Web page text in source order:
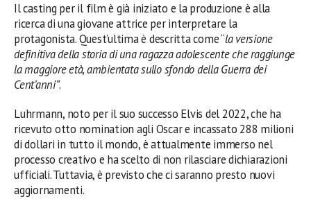
Il casting per il film è già iniziato e la produzione è alla
ricerca di una giovane attrice per interpretare la
protagonista. Quest’ultima è descritta come “la versione
definitiva della storia di una ragazza adolescente che raggiunge
la maggiore età, ambientata sullo sfondo della Guerra dei
Cent’anni”.
Luhrmann, noto per il suo successo Elvis del 2022, che ha
ricevuto otto nomination agli Oscar e incassato 288 milioni
di dollari in tutto il mondo, è attualmente immerso nel
processo creativo e ha scelto di non rilasciare dichiarazioni
ufficiali. Tuttavia, è previsto che ci saranno presto nuovi
aggiornamenti.